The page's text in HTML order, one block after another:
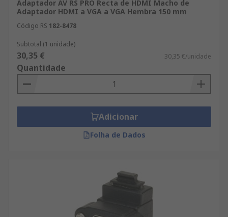
Adaptador AV RS PRO Recta de HDMI Macho de
Adaptador HDMI a VGA a VGA Hembra 150 mm
Código RS 182-8478
Subtotal (1 unidade)
30,35 € 30,35 €/unidade
Quantidade
Adicionar
Folha de Dados